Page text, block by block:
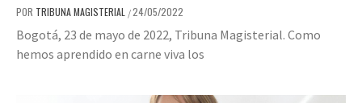
POR TRIBUNA MAGISTERIAL /24/05/2022
Bogotá, 23 de mayo de 2022, Tribuna Magisterial. Como
hemos aprendido en carne viva los